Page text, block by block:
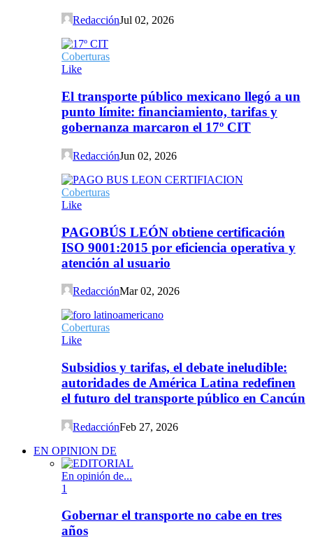
RedacciónJul 02, 2026
Coberturas
Like
El transporte público mexicano llegó a un
punto límite: financiamiento, tarifas y
gobernanza marcaron el 17º CIT
RedacciónJun 02, 2026
Coberturas
Like
PAGOBÚS LEÓN obtiene certificación
ISO 9001:2015 por eficiencia operativa y
atención al usuario
RedacciónMar 02, 2026
Coberturas
Like
Subsidios y tarifas, el debate ineludible:
autoridades de América Latina redefinen
el futuro del transporte público en Cancún
RedacciónFeb 27, 2026
EN OPINION DE
En opinión de...
1
Gobernar el transporte no cabe en tres
años